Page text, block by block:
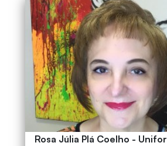
Rosa Júlia Plá Coelho - Unifor